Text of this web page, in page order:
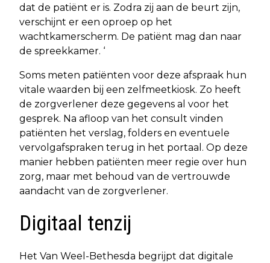
dat de patiënt er is. Zodra zij aan de beurt zijn,
verschijnt er een oproep op het
wachtkamerscherm. De patiënt mag dan naar
de spreekkamer. ‘
Soms meten patiënten voor deze afspraak hun
vitale waarden bij een zelfmeetkiosk. Zo heeft
de zorgverlener deze gegevens al voor het
gesprek. Na afloop van het consult vinden
patiënten het verslag, folders en eventuele
vervolgafspraken terug in het portaal. Op deze
manier hebben patiënten meer regie over hun
zorg, maar met behoud van de vertrouwde
aandacht van de zorgverlener.
Digitaal tenzij
Het Van Weel-Bethesda begrijpt dat digitale